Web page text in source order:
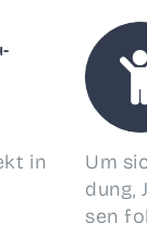
in
Um
dung,
sen